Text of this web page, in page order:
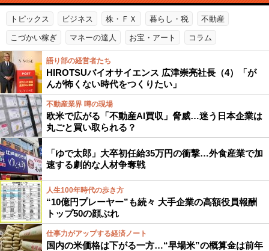
トピックス ビジネス 株・ＦＸ 暮らし・税 不動産
こづかい稼ぎ マネーの達人 お宝・アート コラム
語り部の経営者たち
HIROTSUバイオサイエンス 広津崇亮社長（4）「が
んが怖くない時代をつくりたい」
不動産業界 噂の現場
欧米で広がる「不動産AI買収」脅威…迷う日本企業は
丸ごと買い取られる？
「ゆで太郎」大卒初任給35万円の衝撃…外食産業で加
速する劇的な人材争奪戦
人生100年時代の歩き方
“10億円プレーヤー”も続々 大手企業の高額役員報酬
トップ50の顔ぶれ
仕事力がアップする経済ノート
国内の米価格は下がる一方…“早場米”の概算金は前年